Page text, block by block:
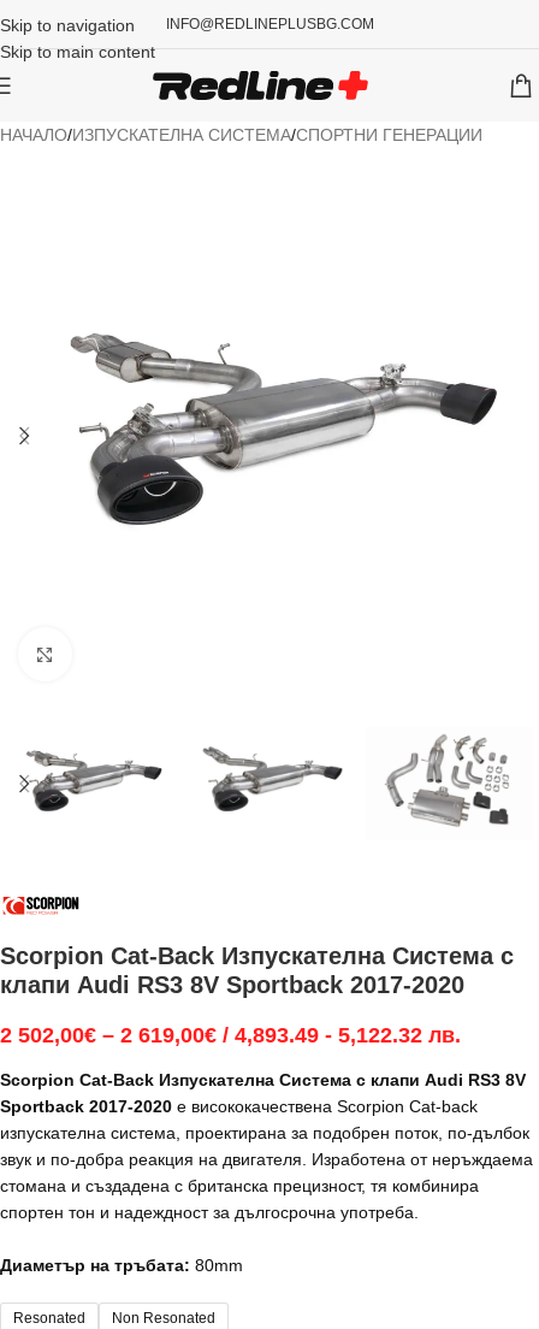
Skip to navigation
Skip to main content
INFO@REDLINEPLUSBG.COM
НАЧАЛО/ИЗПУСКАТЕЛНА СИСТЕМА/СПОРТНИ ГЕНЕРАЦИИ
Scorpion Cat-Back Изпускателна Система с
клапи Audi RS3 8V Sportback 2017-2020
2 502,00€ – 2 619,00€ / 4,893.49 - 5,122.32 лв.
Scorpion Cat-Back Изпускателна Система с клапи Audi RS3 8V
Sportback 2017-2020 е висококачествена Scorpion Cat-back
изпускателна система, проектирана за подобрен поток, по-дълбок
звук и по-добра реакция на двигателя. Изработена от неръждаема
стомана и създадена с британска прецизност, тя комбинира
спортен тон и надеждност за дългосрочна употреба.
Диаметър на тръбата: 80mm
Resonated Non Resonated